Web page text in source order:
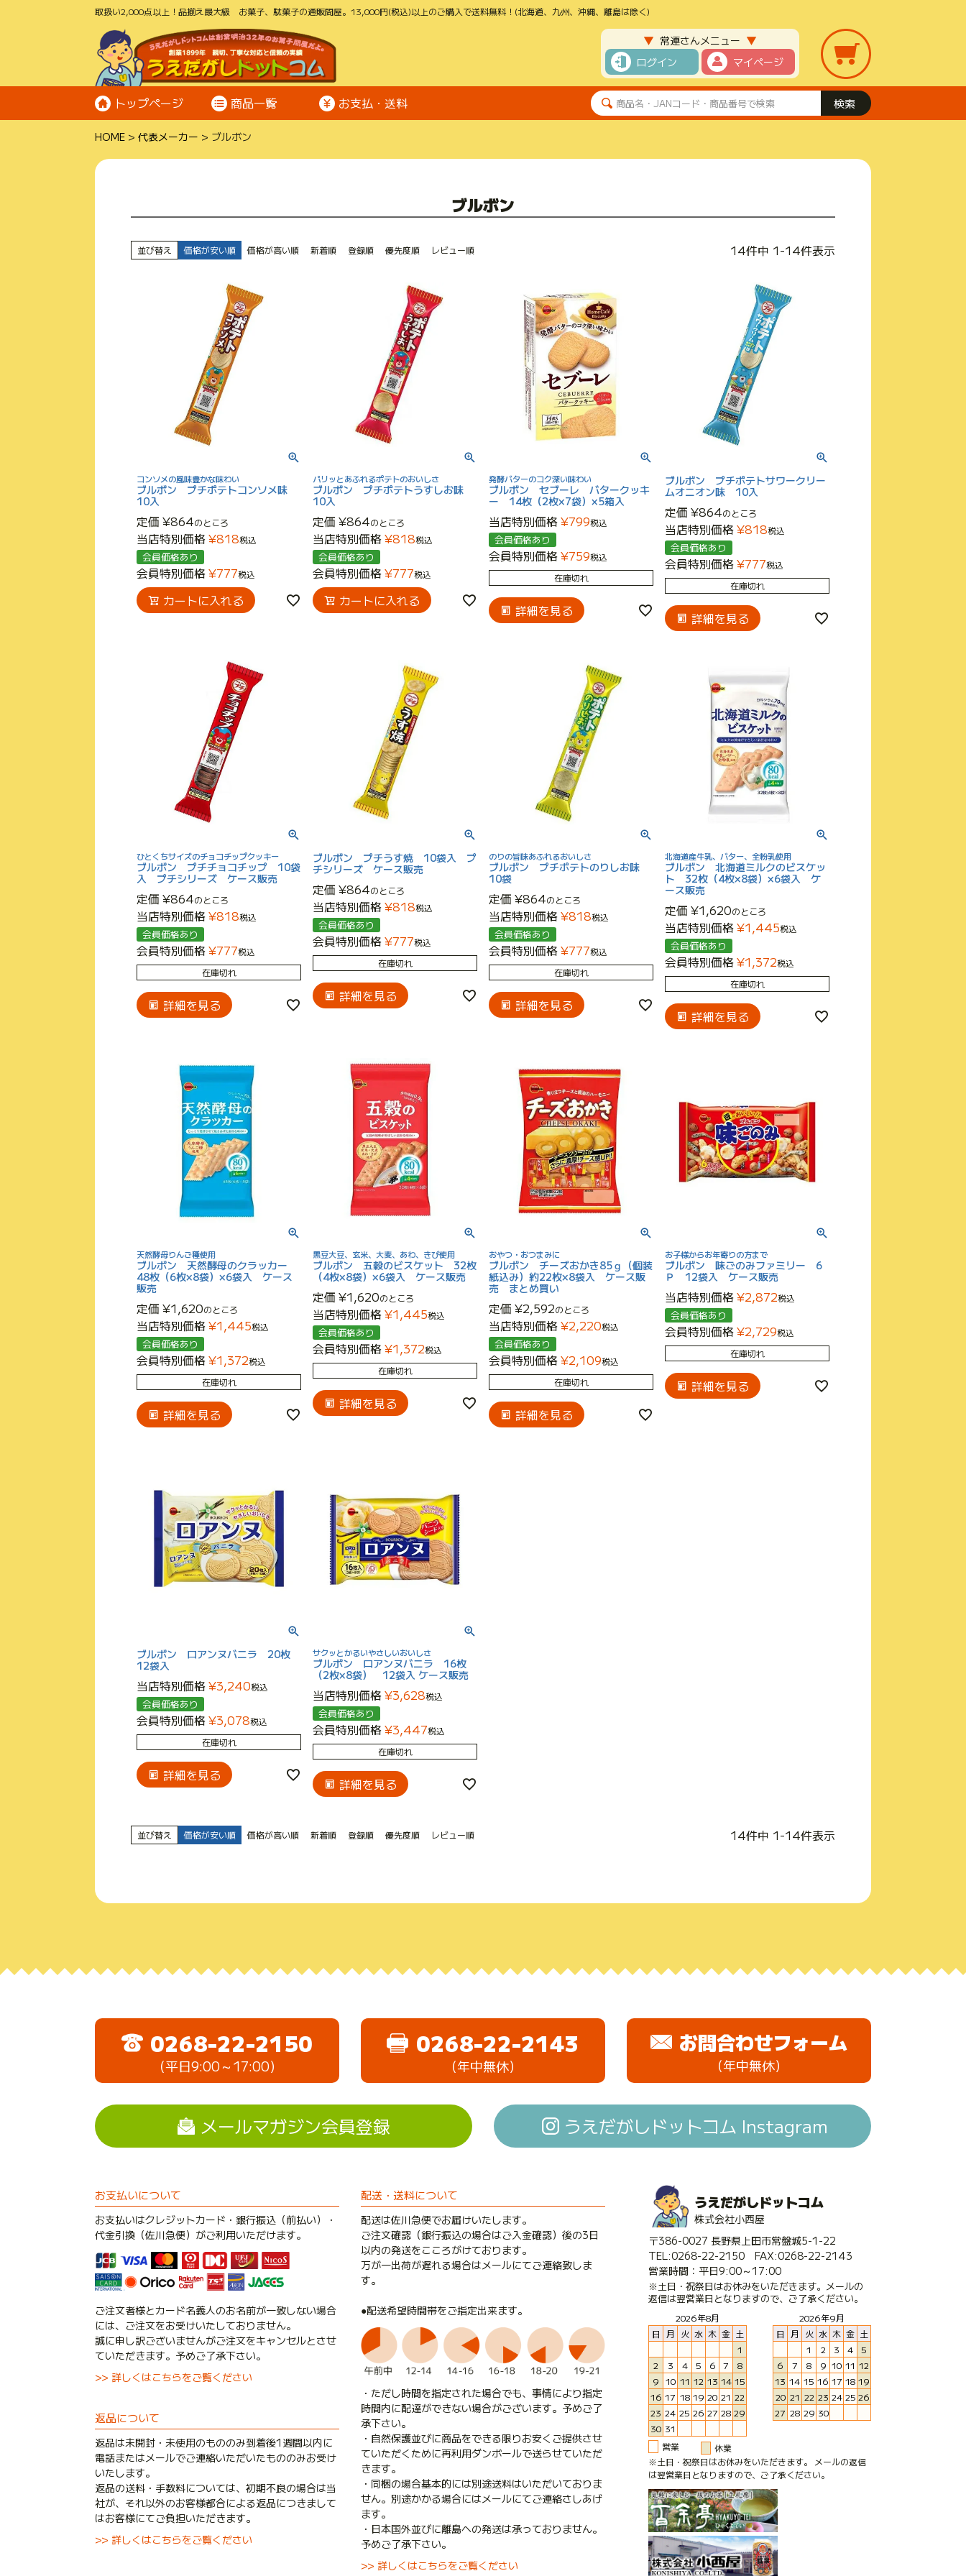
取扱い2,000点以上！品揃え最大級 お菓子、駄菓子の通販問屋。13,000円(税込)以上のご購入で送料無料！(北海道、九州、沖縄、離島は除く)
▼ 常連さんメニュー ▼
ログイン マイページ
トップページ 商品一覧 お支払・送料
HOME 代表メーカー ブルボン
ブルボン
並び替え 価格が安い順 価格が高い順 新着順 登録順 優先度順 レビュー順 14件中 1-14件表示
コンソメの風味豊かな味わい
ブルボン プチポテトコンソメ味
10入
定価 ¥864のところ
当店特別価格¥818税込
会員価格あり
会員特別価格¥777税込
カートに入れる
パリッとあふれるポテトのおいしさ
ブルボン プチポテトうすしお味
10入
定価 ¥864のところ
当店特別価格¥818税込
会員価格あり
会員特別価格¥777税込
カートに入れる
発酵バターのコク深い味わい
ブルボン セブーレ バタークッキ
ー 14枚（2枚×7袋）×5箱入
当店特別価格¥799税込
会員価格あり
会員特別価格¥759税込
在庫切れ
詳細を見る
ブルボン プチポテトサワークリー
ムオニオン味 10入
定価 ¥864のところ
当店特別価格¥818税込
会員価格あり
会員特別価格¥777税込
在庫切れ
詳細を見る
ひとくちサイズのチョコチップクッキー
ブルボン プチチョコチップ 10袋
入 プチシリーズ ケース販売
定価 ¥864のところ
当店特別価格¥818税込
会員価格あり
会員特別価格¥777税込
在庫切れ
詳細を見る
ブルボン プチうす焼 10袋入 プ
チシリーズ ケース販売
定価 ¥864のところ
当店特別価格¥818税込
会員価格あり
会員特別価格¥777税込
在庫切れ
詳細を見る
のりの旨味あふれるおいしさ
ブルボン プチポテトのりしお味
10袋
定価 ¥864のところ
当店特別価格¥818税込
会員価格あり
会員特別価格¥777税込
在庫切れ
詳細を見る
北海道産牛乳、バター、全粉乳使用
ブルボン 北海道ミルクのビスケッ
ト 32枚（4枚×8袋）×6袋入 ケ
ース販売
定価 ¥1,620のところ
当店特別価格¥1,445税込
会員価格あり
会員特別価格¥1,372税込
在庫切れ
詳細を見る
天然酵母りんご種使用
ブルボン 天然酵母のクラッカー
48枚（6枚×8袋）×6袋入 ケース
販売
定価 ¥1,620のところ
当店特別価格¥1,445税込
会員価格あり
会員特別価格¥1,372税込
在庫切れ
詳細を見る
黒豆大豆、玄米、大麦、あわ、きび使用
ブルボン 五穀のビスケット 32枚
（4枚×8袋）×6袋入 ケース販売
定価 ¥1,620のところ
当店特別価格¥1,445税込
会員価格あり
会員特別価格¥1,372税込
在庫切れ
詳細を見る
おやつ・おつまみに
ブルボン チーズおかき85ｇ（個装
紙込み）約22枚×8袋入 ケース販
売 まとめ買い
定価 ¥2,592のところ
当店特別価格¥2,220税込
会員価格あり
会員特別価格¥2,109税込
在庫切れ
詳細を見る
お子様からお年寄りの方まで
ブルボン 味ごのみファミリー 6
Ｐ 12袋入 ケース販売
当店特別価格¥2,872税込
会員価格あり
会員特別価格¥2,729税込
在庫切れ
詳細を見る
ブルボン ロアンヌバニラ 20枚
12袋入
当店特別価格¥3,240税込
会員価格あり
会員特別価格¥3,078税込
在庫切れ
詳細を見る
サクッとかるいやさしいおいしさ
ブルボン ロアンヌバニラ 16枚
（2枚×8袋） 12袋入 ケース販売
当店特別価格¥3,628税込
会員価格あり
会員特別価格¥3,447税込
在庫切れ
詳細を見る
並び替え 価格が安い順 価格が高い順 新着順 登録順 優先度順 レビュー順 14件中 1-14件表示
0268-22-2150
（平日9:00～17:00）
0268-22-2143
（年中無休）
お問合わせフォーム
（年中無休）
メールマガジン会員登録 うえだがしドットコム Instagram
お支払いについて
お支払いはクレジットカード・銀行振込（前払い）・
代金引換（佐川急便）がご利用いただけます。
ご注文者様とカード名義人のお名前が一致しない場合
には、ご注文をお受けいたしておりません。
誠に申し訳ございませんがご注文をキャンセルとさせ
ていただきます。予めご了承下さい。
>> 詳しくはこちらをご覧ください
返品について
返品は未開封・未使用のもののみ到着後1週間以内に
電話またはメールでご連絡いただいたもののみお受け
いたします。
返品の送料・手数料については、初期不良の場合は当
社が、それ以外のお客様都合による返品につきまして
はお客様にてご負担いただきます。
>> 詳しくはこちらをご覧ください
配送・送料について
配送は佐川急便でお届けいたします。
ご注文確認（銀行振込の場合はご入金確認）後の3日
以内の発送をこころがけております。
万が一出荷が遅れる場合はメールにてご連絡致しま
す。
●配送希望時間帯をご指定出来ます。
・ただし時間を指定された場合でも、事情により指定
時間内に配達ができない場合がございます。予めご了
承下さい。
・自然保護並びに商品をできる限りお安くご提供させ
ていただくために再利用ダンボールで送らせていただ
きます。
・同梱の場合基本的には別途送料はいただいておりま
せん。別途かかる場合にはメールにてご連絡さしあげ
ます。
・日本国外並びに離島への発送は承っておりません。
予めご了承下さい。
>> 詳しくはこちらをご覧ください
うえだがしドットコム
株式会社小西屋
〒386-0027 長野県上田市常盤城5-1-22
TEL:0268-22-2150 FAX:0268-22-2143
営業時間：平日9:00～17:00
※土日・祝祭日はお休みをいただきます。メールの
返信は翌営業日となりますので、ご了承ください。
2026年8月
日
月 火 水 木 金 土
1
2
3 4 5 6 7
8
9 10 11 12 13 14 15
16 17 18 19 20 21 22
23 24 25 26 27 28 29
30 31
2026年9月
日
月 火 水 木 金 土
1
2 3 4
5
6
7 8 9 10 11 12
13 14 15 16 17 18 19
20 21 22 23 24 25 26
27 28 29 30
営業
休業
※土日・祝祭日はお休みをいただきます。 メールの返信
は翌営業日となりますので、ご了承ください。